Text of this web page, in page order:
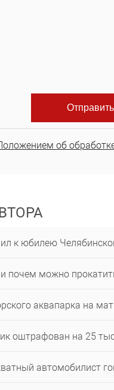
об
к юбилею
почем можно
аквапарка на
оштрафован на 25
автомобилист